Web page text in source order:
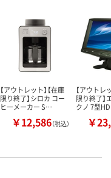
【アウトレット】【在庫
限り終了】シロカ コー
ヒーメーカー S…
￥12,586（税込）
【アウトレ
限り終了】
クノ 7型
￥